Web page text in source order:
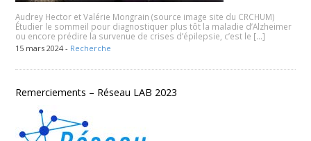
Audrey Hector et Valérie Mongrain (source image site du CRCHUM)
Étudier le sommeil pour diagnostiquer plus tôt la maladie d’Alzheimer
ou encore prédire la survenue de crises d’épilepsie, c’est le […]
15 mars 2024 - Recherche
Remerciements – Réseau LAB 2023